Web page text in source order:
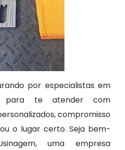
por especialistas em
para te atender com
compromisso
o lugar certo. Seja bem-
uma empresa